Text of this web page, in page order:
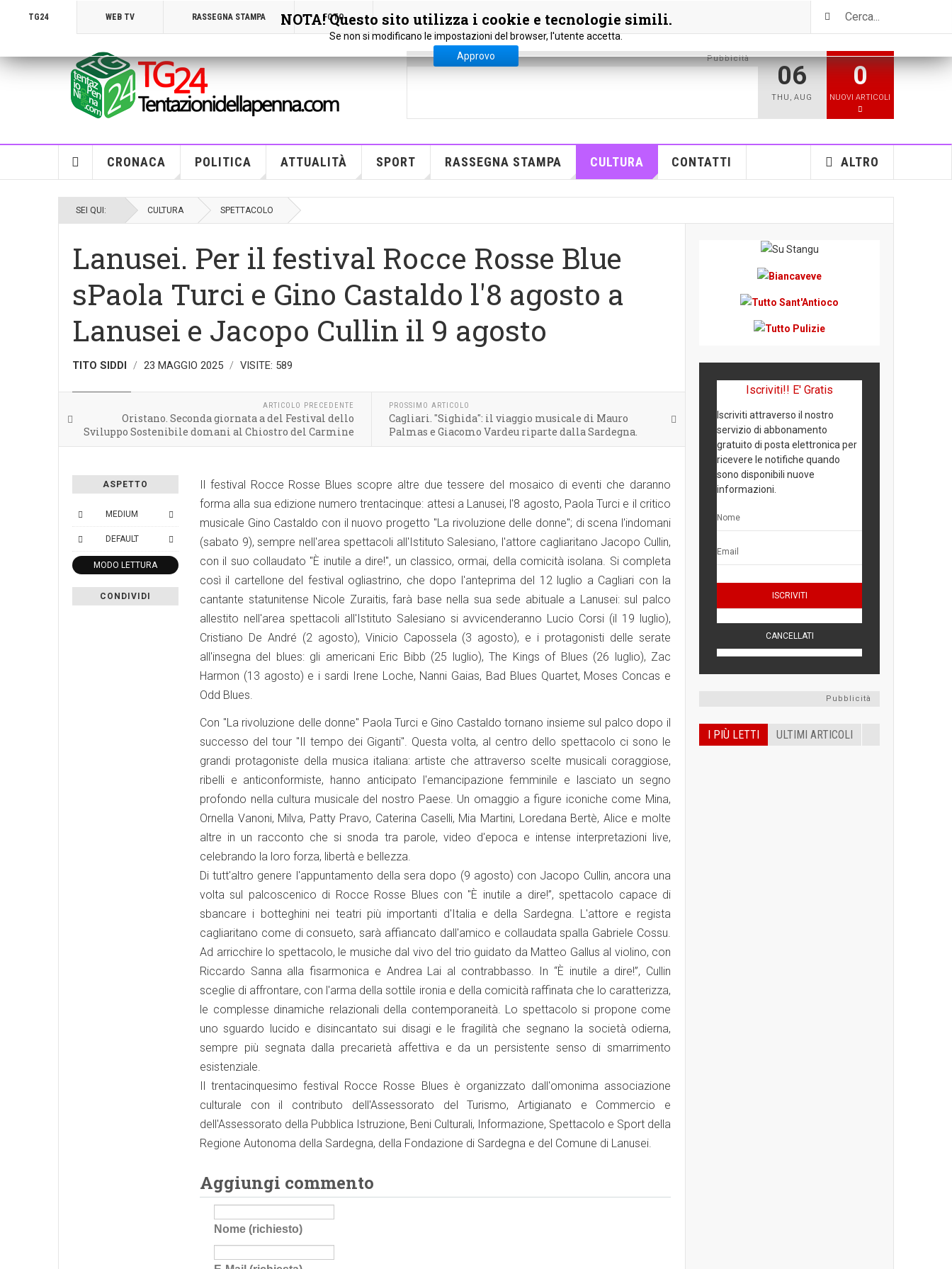
TG24 WEB TV RASSEGNA STAMPA FOTO
NOTA! Questo sito utilizza i cookie e tecnologie simili.
Se non si modificano le impostazioni del browser, l'utente accetta.
Approvo
Pubbicità
06
THU , AUG
0
NUOVI ARTICOLI
CRONACA POLITICA ATTUALITÀ SPORT RASSEGNA STAMPA CULTURA CONTATTI ALTRO
SEI QUI: CULTURA SPETTACOLO
Lanusei. Per il festival Rocce Rosse Blue
sPaola Turci e Gino Castaldo l'8 agosto a
Lanusei e Jacopo Cullin il 9 agosto
TITO SIDDI 23 MAGGIO 2025 VISITE: 589
ARTICOLO PRECEDENTE
Oristano. Seconda giornata a del Festival dello
Sviluppo Sostenibile domani al Chiostro del Carmine
PROSSIMO ARTICOLO
Cagliari. "Sighida": il viaggio musicale di Mauro
Palmas e Giacomo Vardeu riparte dalla Sardegna.
ASPETTO
MEDIUM
DEFAULT
MODO LETTURA
CONDIVIDI
Il festival Rocce Rosse Blues scopre altre due tessere del mosaico di eventi che daranno
forma alla sua edizione numero trentacinque: attesi a Lanusei, l'8 agosto, Paola Turci e il critico
musicale Gino Castaldo con il nuovo progetto "La rivoluzione delle donne"; di scena l'indomani
(sabato 9), sempre nell'area spettacoli all'Istituto Salesiano, l'attore cagliaritano Jacopo Cullin,
con il suo collaudato "È inutile a dire!", un classico, ormai, della comicità isolana. Si completa
così il cartellone del festival ogliastrino, che dopo l'anteprima del 12 luglio a Cagliari con la
cantante statunitense Nicole Zuraitis, farà base nella sua sede abituale a Lanusei: sul palco
allestito nell'area spettacoli all'Istituto Salesiano si avvicenderanno Lucio Corsi (il 19 luglio),
Cristiano De André (2 agosto), Vinicio Capossela (3 agosto), e i protagonisti delle serate
all'insegna del blues: gli americani Eric Bibb (25 luglio), The Kings of Blues (26 luglio), Zac
Harmon (13 agosto) e i sardi Irene Loche, Nanni Gaias, Bad Blues Quartet, Moses Concas e
Odd Blues.
Con "La rivoluzione delle donne" Paola Turci e Gino Castaldo tornano insieme sul palco dopo il
successo del tour "Il tempo dei Giganti". Questa volta, al centro dello spettacolo ci sono le
grandi protagoniste della musica italiana: artiste che attraverso scelte musicali coraggiose,
ribelli e anticonformiste, hanno anticipato l'emancipazione femminile e lasciato un segno
profondo nella cultura musicale del nostro Paese. Un omaggio a figure iconiche come Mina,
Ornella Vanoni, Milva, Patty Pravo, Caterina Caselli, Mia Martini, Loredana Bertè, Alice e molte
altre in un racconto che si snoda tra parole, video d'epoca e intense interpretazioni live,
celebrando la loro forza, libertà e bellezza.
Di tutt'altro genere l'appuntamento della sera dopo (9 agosto) con Jacopo Cullin, ancora una
volta sul palcoscenico di Rocce Rosse Blues con "È inutile a dire!”, spettacolo capace di
sbancare i botteghini nei teatri più importanti d'Italia e della Sardegna. L'attore e regista
cagliaritano come di consueto, sarà affiancato dall'amico e collaudata spalla Gabriele Cossu.
Ad arricchire lo spettacolo, le musiche dal vivo del trio guidato da Matteo Gallus al violino, con
Riccardo Sanna alla fisarmonica e Andrea Lai al contrabbasso. In “È inutile a dire!”, Cullin
sceglie di affrontare, con l'arma della sottile ironia e della comicità raffinata che lo caratterizza,
le complesse dinamiche relazionali della contemporaneità. Lo spettacolo si propone come
uno sguardo lucido e disincantato sui disagi e le fragilità che segnano la società odierna,
sempre più segnata dalla precarietà affettiva e da un persistente senso di smarrimento
esistenziale.
Il trentacinquesimo festival Rocce Rosse Blues è organizzato dall'omonima associazione
culturale con il contributo dell'Assessorato del Turismo, Artigianato e Commercio e
dell'Assessorato della Pubblica Istruzione, Beni Culturali, Informazione, Spettacolo e Sport della
Regione Autonoma della Sardegna, della Fondazione di Sardegna e del Comune di Lanusei.
Aggiungi commento
Nome (richiesto)
Iscriviti!! E' Gratis
Iscriviti attraverso il nostro
servizio di abbonamento
gratuito di posta elettronica per
ricevere le notifiche quando
sono disponibili nuove
informazioni.
Pubblicità
I PIÙ LETTI ULTIMI ARTICOLI